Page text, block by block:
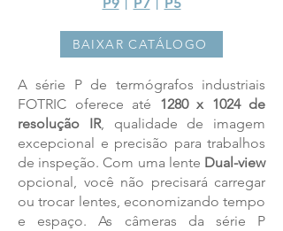
BAIXAR CATÁLOGO
A série P de termógrafos industriais
FOTRIC oferece até 1280 x 1024 de
resolução IR, qualidade de imagem
excepcional e precisão para trabalhos
de inspeção. Com uma lente Dual-view
opcional, você não precisará carregar
ou trocar lentes, economizando tempo
e espaço. As câmeras da série P